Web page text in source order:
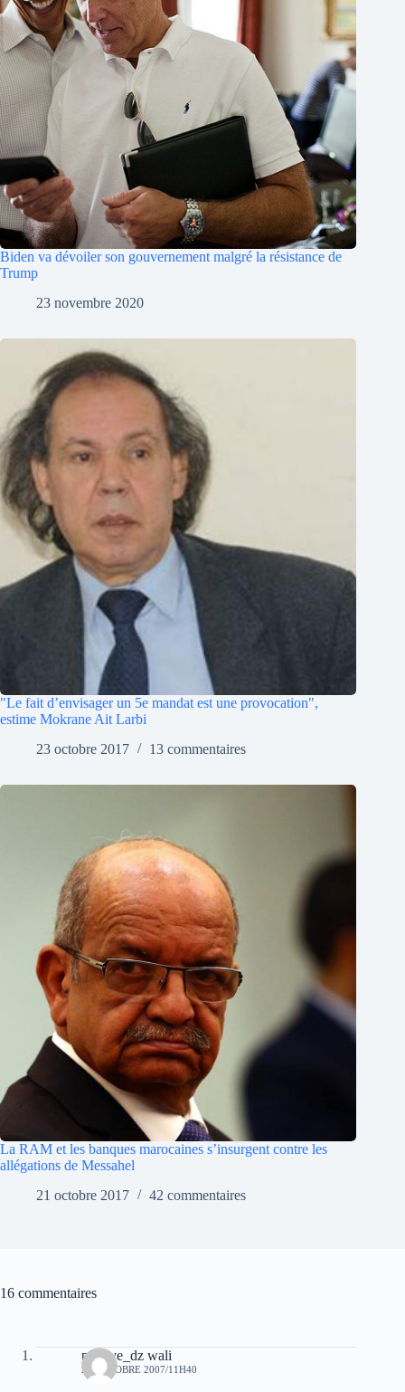
Biden va dévoiler son gouvernement malgré la résistance de
Trump
23 novembre 2020
"Le fait d’envisager un 5e mandat est une provocation",
estime Mokrane Ait Larbi
23 octobre 2017
13 commentaires
La RAM et les banques marocaines s’insurgent contre les
allégations de Messahel
21 octobre 2017
42 commentaires
16 commentaires
popeye_dz wali
23 OCTOBRE 2007/11H40